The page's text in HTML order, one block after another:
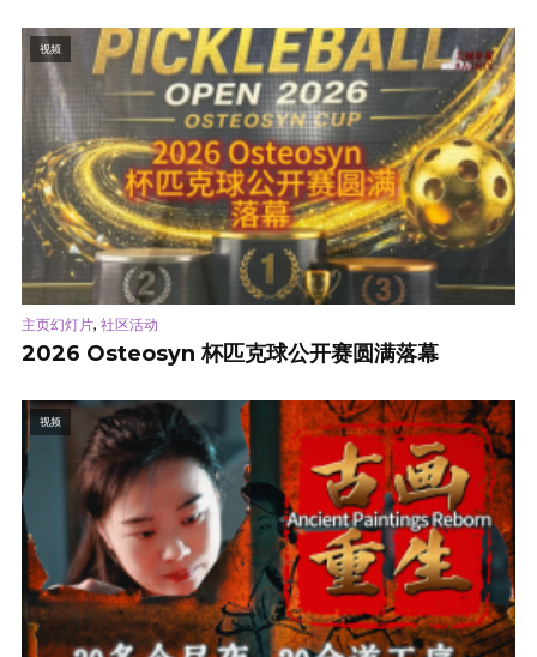
视频
主页幻灯片, 社区活动
2026 Osteosyn 杯匹克球公开赛圆满落幕
视频